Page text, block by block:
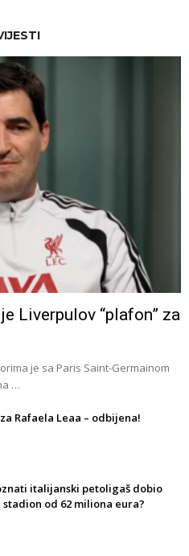
Liverpulov “plafon” za
je sa Paris Saint-Germainom
…
Rafaela Leaa – odbijena!
italijanski petoligaš dobio
od 62 miliona eura?